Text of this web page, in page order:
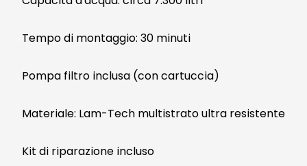
Tempo di montaggio: 30 minuti
Pompa filtro inclusa (con cartuccia)
Materiale: Lam-Tech multistrato ultra resistente
Kit di riparazione incluso